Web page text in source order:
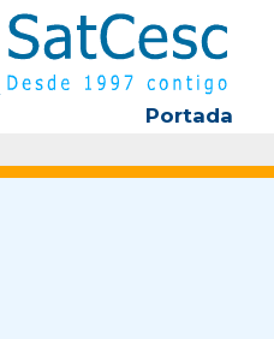
Portada